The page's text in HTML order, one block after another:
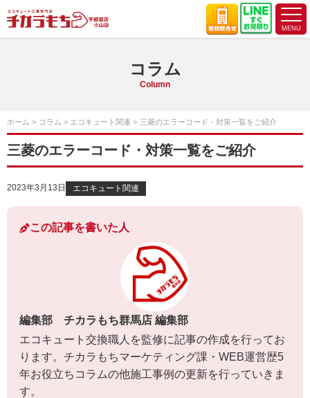
コラム
Column
ホーム コラム エコキュート関連 三菱のエラーコード・対策一覧をご紹介
三菱のエラーコード・対策一覧をご紹介
2023年3月13日 エコキュート関連
この記事を書いた人
編集部 チカラもち群馬店 編集部
エコキュート交換職人を監修に記事の作成を行ってお
ります。チカラもちマーケティング課・WEB運営歴5
年お役立ちコラムの他施工事例の更新を行っていきま
す。